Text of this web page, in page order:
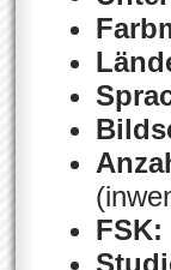
FSK: